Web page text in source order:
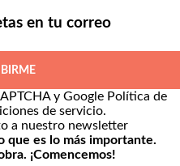
en tu correo
y Google Política de
de servicio.
a nuestro newsletter
que es lo más importante.
¡Comencemos!